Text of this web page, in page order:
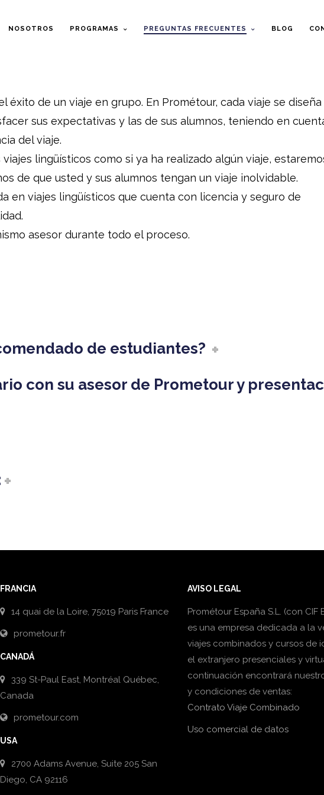
NOSOTROS PROGRAMAS PREGUNTAS FRECUENTES BLOG
éxito de un viaje en grupo. En Prométour, cada viaje se diseña
sus expectativas y las de sus alumnos, teniendo en
del viaje.
lingüísticos como si ya ha realizado algún viaje,
de que usted y sus alumnos tengan un viaje inolvidable.
en viajes lingüísticos que cuenta con licencia y seguro de
asesor durante todo el proceso.
de estudiantes?
con su asesor de Prometour y
FRANCIA
14 quai de la Loire, 75019 Paris France
prometour.fr
CANADÁ
339 St-Paul East, Montréal Québec,
Canada
prometour.com
USA
2700 Adams Avenue, Suite 205 San
Diego, CA 92116
AVISO LEGAL
Prométour España S.L. (con CIF
es una empresa dedicada a la
viajes combinados y cursos de
el extranjero presenciales y
continuación encontrará
y condiciones de ventas:
Contrato Viaje Combinado
Uso comercial de datos